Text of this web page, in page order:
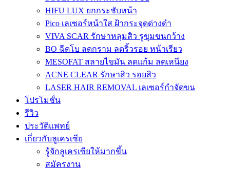
HIFU LUX ยกกระชับหน้า
Pico เลเซอร์หน้าใส ฝ้ากระจุดด่างดำ
VIVA SCAR รักษาหลุมสิว รูขุมขนกว้าง
BO ฉีดโบ ลดกราม ลดริ้วรอย หน้าเรียว
MESOFAT สลายไขมัน ลดแก้ม ลดเหนียง
ACNE CLEAR รักษาสิว รอยสิว
LASER HAIR REMOVAL เลเซอร์กำจัดขน
โปรโมชั่น
รีวิว
ประวัติแพทย์
เกี่ยวกับลูเครเซีย
รู้จักลูเครเซียให้มากขึ้น
สมัครงาน